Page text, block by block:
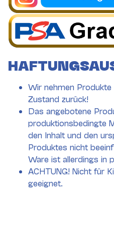
Wir nehmen
Zustand zurück!
Das angebotene
produktionsbedingte
den Inhalt und den
Produktes nicht
Ware ist allerdings in
ACHTUNG! Nicht für
geeignet.